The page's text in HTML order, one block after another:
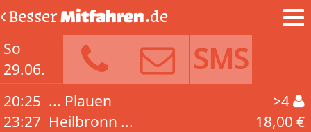
BesserMitfahren.de
So
29.06.
SMS
20:25
23:27
... Plauen
Heilbronn ...
>4
18,00 €